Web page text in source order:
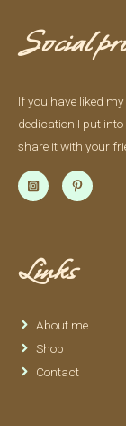
Social
If you have liked
dedication I put
share it with your
Links
About me
Shop
Contact